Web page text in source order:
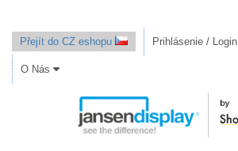
Přejít do CZ eshopu Prihlásenie / Login
O Nás